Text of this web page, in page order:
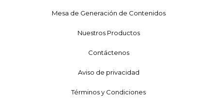
Mesa de Generación de Contenidos
Nuestros Productos
Contáctenos
Aviso de privacidad
Términos y Condiciones